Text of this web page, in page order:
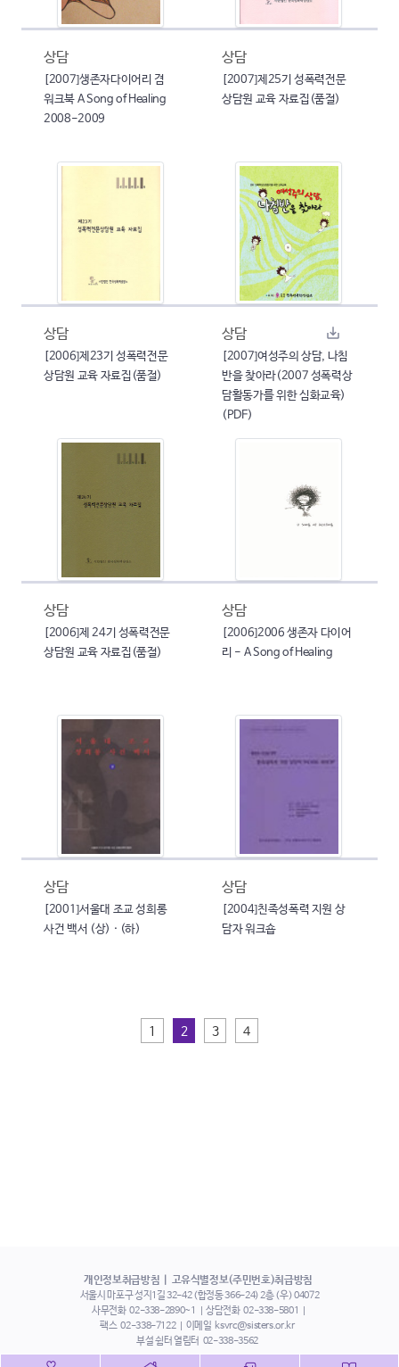
상담
[2007]생존자다이어리 겸
워크북 A Song of Healing
2008-2009
상담
[2007]제25기 성폭력전문
상담원 교육 자료집(품절)
상담
[2006]제23기 성폭력전문
상담원 교육 자료집(품절)
상담
[2007]여성주의 상담, 나침
반을 찾아라(2007 성폭력상
담활동가를 위한 심화교육)
(PDF)
상담
[2006]제 24기 성폭력전문
상담원 교육 자료집(품절)
상담
[2006]2006 생존자 다이어
리 - A Song of Healing
상담
[2001]서울대 조교 성희롱
사건 백서 (상) · (하)
상담
[2004]친족성폭력 지원 상
담자 워크숍
1 2 3 4
개인정보취급방침 고유식별정보(주민번호)취급방침
서울시 마포구 성지1길 32-42 (합정동 366-24) 2층 (우) 04072
사무전화 02-338-2890~1 상담전화 02-338-5801
팩스 02-338-7122 이메일 ksvrc@sisters.or.kr
부설 쉼터 열림터 02-338-3562